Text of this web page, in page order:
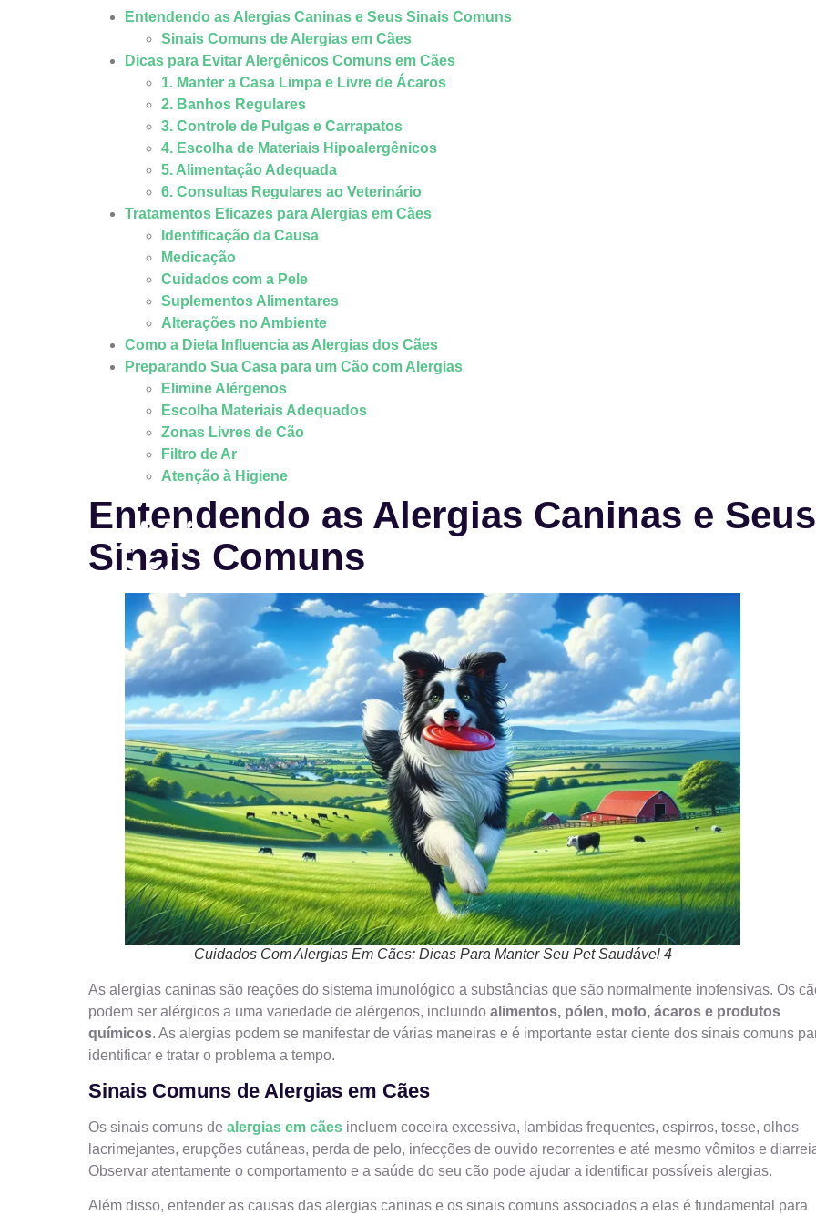
Entendendo as Alergias Caninas e Seus Sinais Comuns
Sinais Comuns de Alergias em Cães
Dicas para Evitar Alergênicos Comuns em Cães
1. Manter a Casa Limpa e Livre de Ácaros
2. Banhos Regulares
3. Controle de Pulgas e Carrapatos
4. Escolha de Materiais Hipoalergênicos
5. Alimentação Adequada
6. Consultas Regulares ao Veterinário
Tratamentos Eficazes para Alergias em Cães
Identificação da Causa
Medicação
Cuidados com a Pele
Suplementos Alimentares
Alterações no Ambiente
Como a Dieta Influencia as Alergias dos Cães
Preparando Sua Casa para um Cão com Alergias
Elimine Alérgenos
Escolha Materiais Adequados
Zonas Livres de Cão
Filtro de Ar
Atenção à Higiene
Entendendo as Alergias Caninas e Seus
Sinais Comuns
Cuidados Com Alergias Em Cães: Dicas Para Manter Seu Pet Saudável 4
As alergias caninas são reações do sistema imunológico a substâncias que são normalmente inofensivas. Os
podem ser alérgicos a uma variedade de alérgenos, incluindo alimentos, pólen, mofo, ácaros e produtos
químicos. As alergias podem se manifestar de várias maneiras e é importante estar ciente dos sinais comuns
identificar e tratar o problema a tempo.
Sinais Comuns de Alergias em Cães
Os sinais comuns de alergias em cães incluem coceira excessiva, lambidas frequentes, espirros, tosse, olhos
lacrimejantes, erupções cutâneas, perda de pelo, infecções de ouvido recorrentes e até mesmo vômitos e
Observar atentamente o comportamento e a saúde do seu cão pode ajudar a identificar possíveis alergias.
Além disso, entender as causas das alergias caninas e os sinais comuns associados a elas é fundamental para